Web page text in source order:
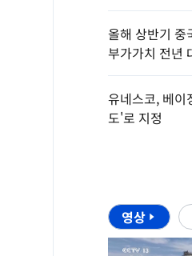
올해 상반기 중
부가가치 전년
유네스코, 베
도'로 지정
영상